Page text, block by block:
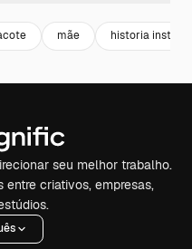
mãe historia
seu melhor trabalho.
entre criativos, empresas,